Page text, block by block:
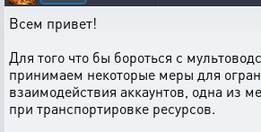
Всем привет!
Для того что бы бороться с
принимаем некоторые меры для
взаимодействия аккаунтов, одна из
при транспортировке ресурсов.